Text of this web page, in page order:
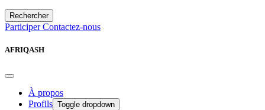
Rechercher
ParticiperContactez-nous
AFRIQASH
À propos
Profils Toggle dropdown